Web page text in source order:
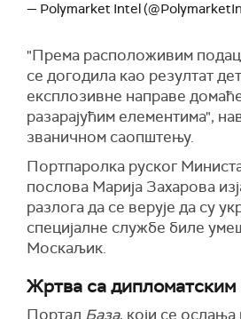
— Polymarket Intel
"Према расположивим
се догодила као резултат
експлозивне направе
разарајућим елементима",
званичном саопштењу.
Портпаролка руског
послова Марија Захарова
разлога да се верује да су
специјалне службе биле
Москаљик.
Жртва са дипломатским
Портал База, који се